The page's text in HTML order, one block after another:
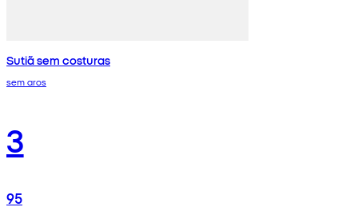
Sutiã sem costuras
sem aros
3
95